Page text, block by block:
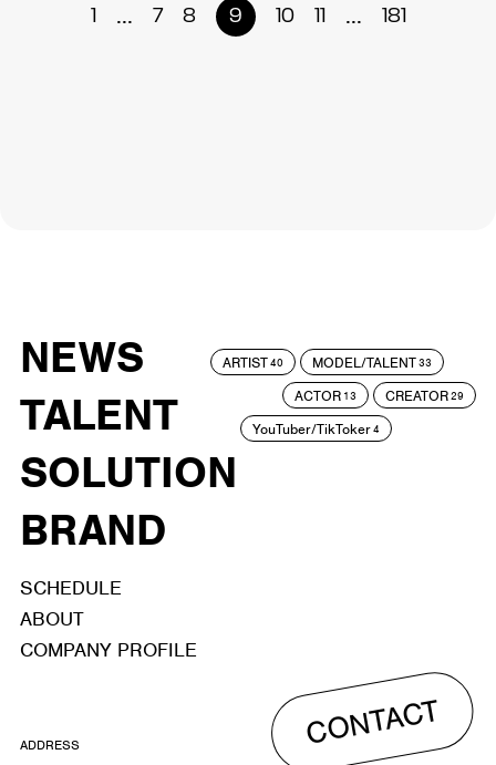
1 ... 7 8 9 10 11 ... 181
NEWS
TALENT
SOLUTION
BRAND
ARTIST40 MODEL/TALENT33
ACTOR 13 CREATOR29
YouTuber/TikToker4
SCHEDULE
ABOUT
COMPANY PROFILE
CONTACT
ADDRESS